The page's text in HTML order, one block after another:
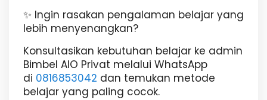
✨ Ingin rasakan pengalaman belajar yang
lebih menyenangkan?
Konsultasikan kebutuhan belajar ke admin
Bimbel AIO Privat melalui WhatsApp
di 0816853042 dan temukan metode
belajar yang paling cocok.